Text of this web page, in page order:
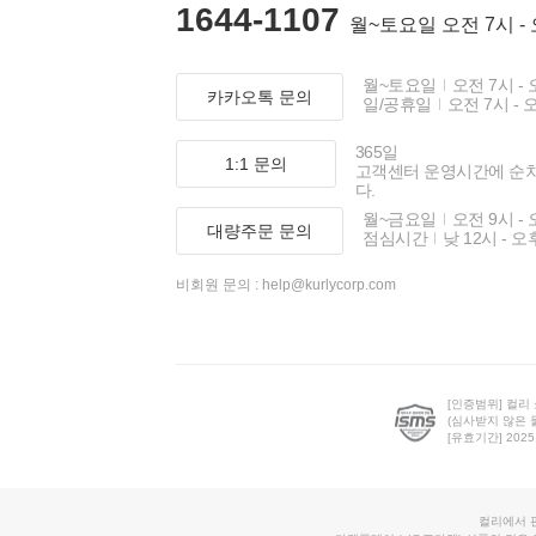
1644-1107 월~토요일 오전 7시 -
카카오톡 문의
월~토요일
오전 7시 -
일/공휴일
오전 7시 -
1:1 문의
365일
고객센터 운영시간에 순
다.
대량주문 문의
월~금요일
오전 9시 -
점심시간
낮 12시 - 오
비회원 문의 : help@kurlycorp.com
[인증범위] 컬리
(심사받지 않은
[유효기간]
컬리에서